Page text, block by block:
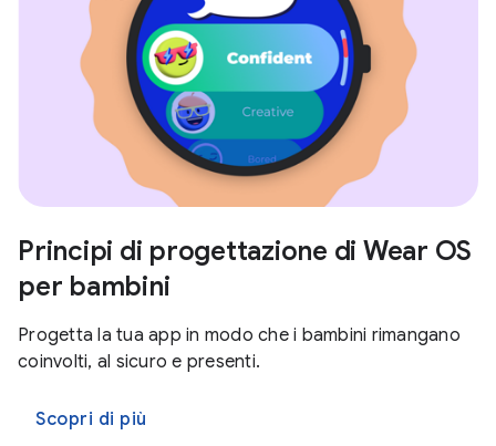
Principi di progettazione di Wear OS
per bambini
Progetta la tua app in modo che i bambini rimangano
coinvolti, al sicuro e presenti.
Scopri di più